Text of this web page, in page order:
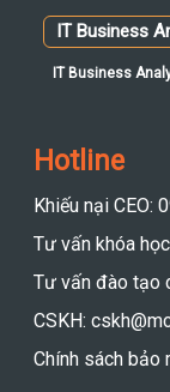
IT Business
IT Business
Hotline
Khiếu nại CEO:
Tư vấn khóa
Tư vấn đào tạo
CSKH:
Chính sách bảo